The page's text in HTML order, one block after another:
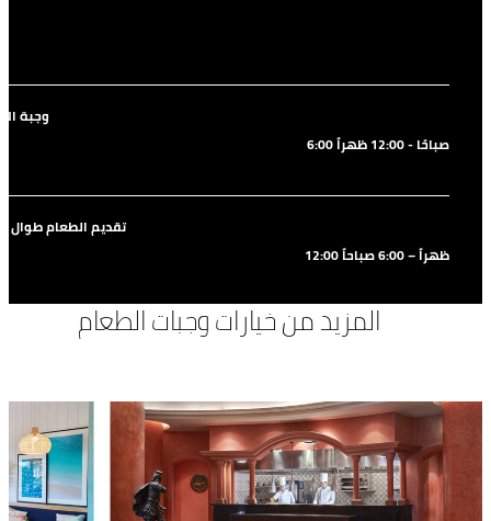
وجبة
6:00 صباحًا - 12:00 ظهراً
تقديم الطعام طوال
12:00 ظهراً – 6:00 صباحاً
المزيد من خيارات وجبات الطعام